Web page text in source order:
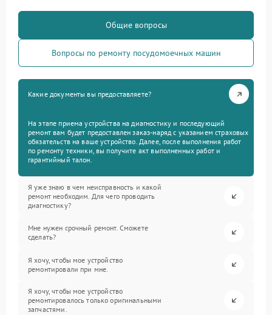
Общие вопросы
Вопросы по ремонту посудомоечных машин
Какие документы вы предоставляете?
На этапе приема устройства на диагностику и последующий
ремонт вам будет предоставлен заказ-наряд с указанием страховых
обязательств на ваше устройство. Далее, после выполнения работ
по ремонту техники, вы получите акт выполненных работ и
гарантийный талон.
Я уже знаю в чем неисправность и какой
ремонт необходим. Для чего проводить
диагностику?
Мне нужен срочный ремонт. Сможете
сделать?
Я хочу, чтобы мое устройство
ремонтировали при мне.
Я хочу, чтобы мое устройство
ремонтировалось только оригинальными
запчастями.